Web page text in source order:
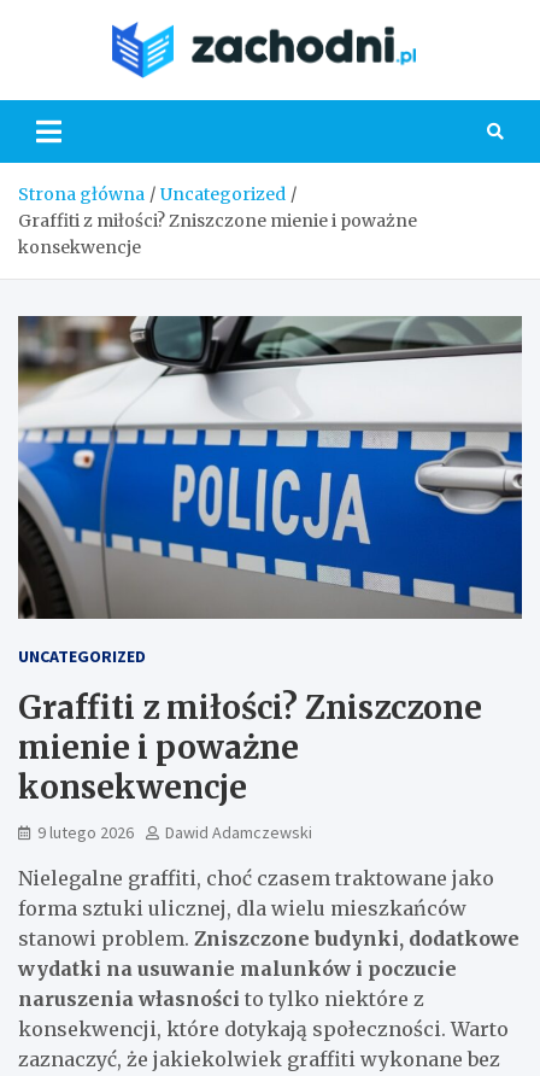
Strona główna
Uncategorized
Graffiti z miłości? Zniszczone mienie i poważne
konsekwencje
UNCATEGORIZED
Graffiti z miłości? Zniszczone
mienie i poważne
konsekwencje
9 lutego 2026 Dawid Adamczewski
Nielegalne graffiti, choć czasem traktowane jako
forma sztuki ulicznej, dla wielu mieszkańców
stanowi problem. Zniszczone budynki, dodatkowe
wydatki na usuwanie malunków i poczucie
naruszenia własności to tylko niektóre z
konsekwencji, które dotykają społeczności. Warto
zaznaczyć, że jakiekolwiek graffiti wykonane bez